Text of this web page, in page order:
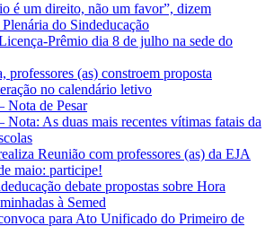
é um direito, não um favor”, dizem
do Sindeducação
Prêmio dia 8 de julho na sede do
professores (as) constroem proposta
no calendário letivo
Nota de Pesar
Nota: As duas mais recentes vítimas fatais da
Reunião com professores (as) da EJA
maio: participe!
debate propostas sobre Hora
à Semed
para Ato Unificado do Primeiro de